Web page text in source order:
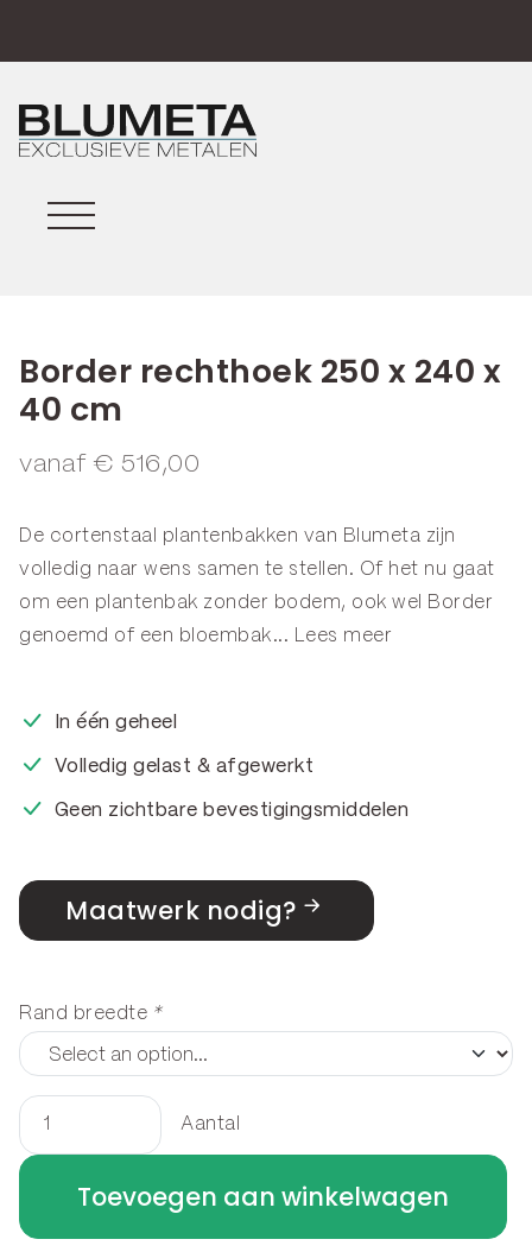
Border rechthoek 250 x 240 x
40 cm
vanaf € 516,00
De cortenstaal plantenbakken van Blumeta zijn
volledig naar wens samen te stellen. Of het nu gaat
om een plantenbak zonder bodem, ook wel
Border
genoemd of een bloembak ... Lees meer
In één geheel
Volledig gelast & afgewerkt
Geen zichtbare bevestigingsmiddelen
Maatwerk nodig?
Rand breedte *
Border
rechthoek
x
Aantal
Toevoegen aan winkelwagen